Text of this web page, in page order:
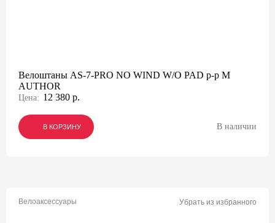
Велоштаны AS-7-PRO NO WIND W/O PAD р-р M
AUTHOR
Цена: 12 380 р.
В КОРЗИНУ
В КОРЗИНУ
В КОРЗИНУ В наличии
Велоаксессуары Убрать из избранного